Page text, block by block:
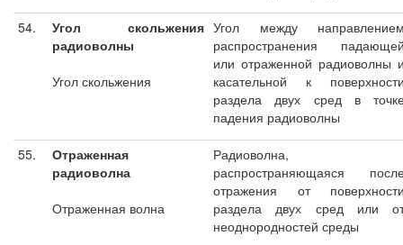
54.
Угол скольжения
радиоволны
Угол скольжения
Угол между
распространения
или отраженной радиоволны
касательной к
раздела двух сред в
падения радиоволны
55.
Отраженная
радиоволна
Отраженная волна
Радиоволна,
распространяющаяся
отражения от
раздела двух сред или
неоднородностей среды